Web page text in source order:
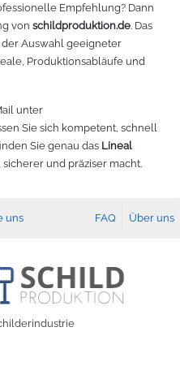
Empfehlung? Dann
von schildproduktion.de. Das
Auswahl geeigneter
Produktionsabläufe und
unter
Sie sich kompetent, schnell
Sie genau das Lineal
sicherer und präziser macht.
uns FAQ Über uns